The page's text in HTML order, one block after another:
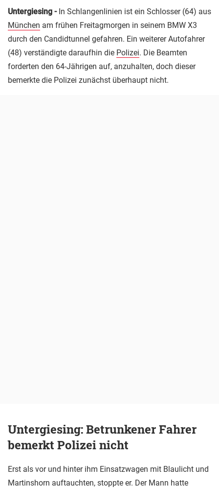
Untergiesing - In Schlangenlinien ist ein Schlosser (64) aus
München am frühen Freitagmorgen in seinem BMW X3
durch den Candidtunnel gefahren. Ein weiterer Autofahrer
(48) verständigte daraufhin die Polizei. Die Beamten
forderten den 64-Jährigen auf, anzuhalten, doch dieser
bemerkte die Polizei zunächst überhaupt nicht.
Untergiesing: Betrunkener Fahrer
bemerkt Polizei nicht
Erst als vor und hinter ihm Einsatzwagen mit Blaulicht und
Martinshorn auftauchten, stoppte er. Der Mann hatte